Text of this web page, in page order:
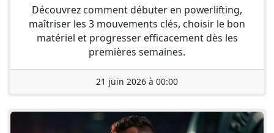
Découvrez comment débuter en powerlifting,
maîtriser les 3 mouvements clés, choisir le bon
matériel et progresser efficacement dès les
premières semaines.
21 juin 2026 à 00:00